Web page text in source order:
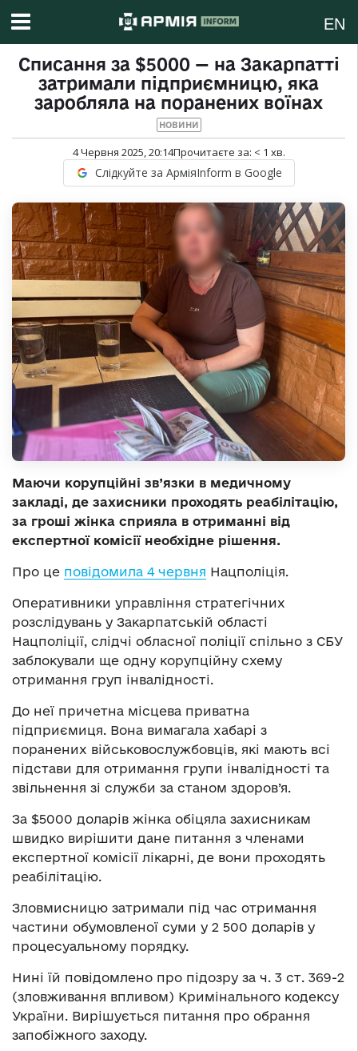
EN
Списання за $5000 — на Закарпатті
затримали підприємницю, яка
заробляла на поранених воїнах
НОВИНИ
4 Червня 2025, 20:14Прочитаєте за: < 1 хв.
Слідкуйте за АрміяInform в Google
Маючи корупційні зв’язки в медичному
закладі, де захисники проходять реабілітацію,
за гроші жінка сприяла в отриманні від
експертної комісії необхідне рішення.
Про це повідомила 4 червня Нацполіція.
Оперативники управління стратегічних
розслідувань у Закарпатській області
Нацполіції, слідчі обласної поліції спільно з СБУ
заблокували ще одну корупційну схему
отримання груп інвалідності.
До неї причетна місцева приватна
підприємиця. Вона вимагала хабарі з
поранених військовослужбовців, які мають всі
підстави для отримання групи інвалідності та
звільнення зі служби за станом здоров’я.
За $5000 доларів жінка обіцяла захисникам
швидко вирішити дане питання з членами
експертної комісії лікарні, де вони проходять
реабілітацію.
Зловмисницю затримали під час отримання
частини обумовленої суми у 2 500 доларів у
процесуальному порядку.
Нині їй повідомлено про підозру за ч. 3 ст. 369-2
(зловживання впливом) Кримінального кодексу
України. Вирішується питання про обрання
запобіжного заходу.